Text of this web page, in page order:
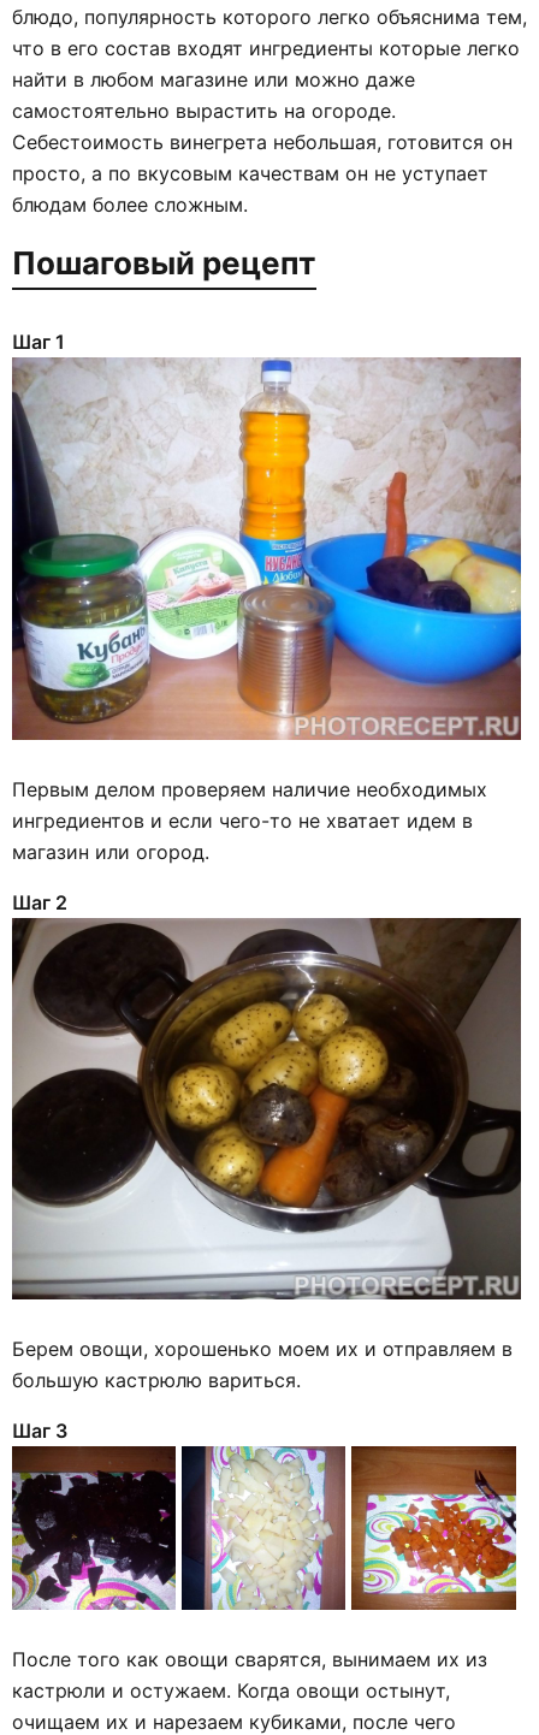
блюдо, популярность которого легко объяснима тем,
что в его состав входят ингредиенты которые легко
найти в любом магазине или можно даже
самостоятельно вырастить на огороде.
Себестоимость винегрета небольшая, готовится он
просто, а по вкусовым качествам он не уступает
блюдам более сложным.
Пошаговый рецепт
Шаг 1
Первым делом проверяем наличие необходимых
ингредиентов и если чего-то не хватает идем в
магазин или огород.
Шаг 2
Берем овощи, хорошенько моем их и отправляем в
большую кастрюлю вариться.
Шаг 3
После того как овощи сварятся, вынимаем их из
кастрюли и остужаем. Когда овощи остынут,
очищаем их и нарезаем кубиками, после чего